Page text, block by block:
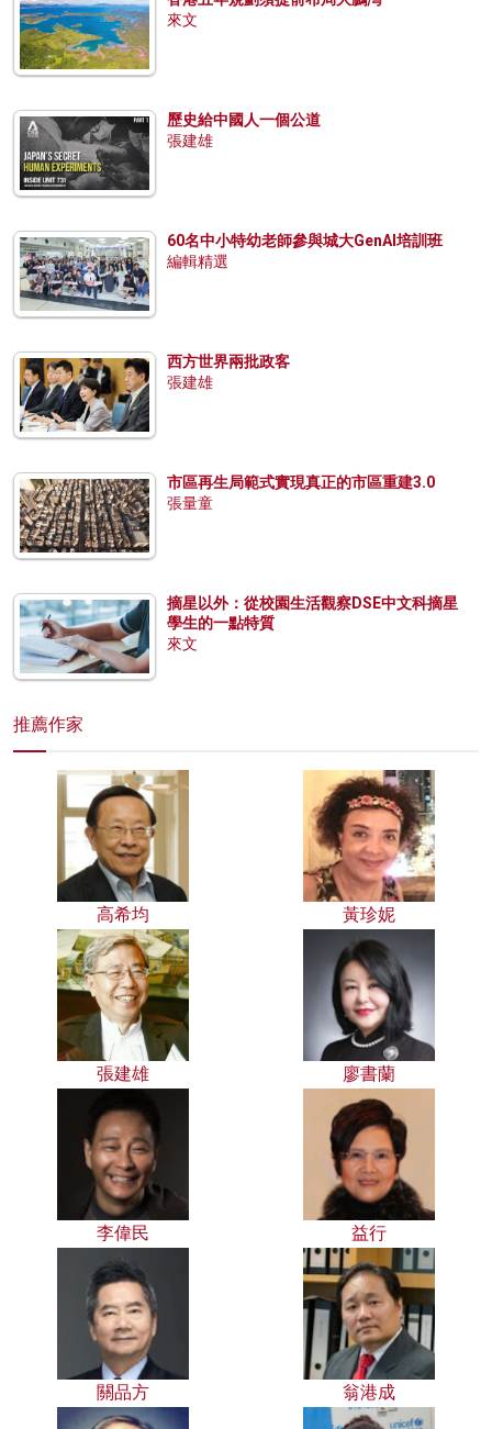
來文
歷史給中國人一個公道
張建雄
60名中小特幼老師參與城大GenAI培訓班
編輯精選
西方世界兩批政客
張建雄
市區再生局範式實現真正的市區重建3.0
張量童
摘星以外：從校園生活觀察DSE中文科摘星
學生的一點特質
來文
推薦作家
高希均 黃珍妮
張建雄 廖書蘭
李偉民 益行
關品方 翁港成